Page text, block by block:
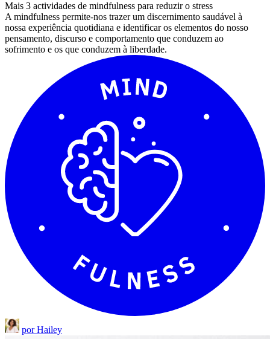
Mais 3 actividades de mindfulness para reduzir o stress
A mindfulness permite-nos trazer um discernimento saudável à
nossa experiência quotidiana e identificar os elementos do nosso
pensamento, discurso e comportamento que conduzem ao
sofrimento e os que conduzem à liberdade.
por Hailey